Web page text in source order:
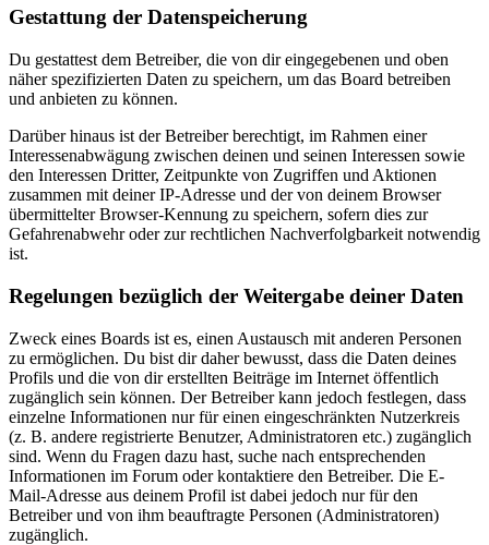
Gestattung der Datenspeicherung
Du gestattest dem Betreiber, die von dir eingegebenen und oben
näher spezifizierten Daten zu speichern, um das Board betreiben
und anbieten zu können.
Darüber hinaus ist der Betreiber berechtigt, im Rahmen einer
Interessenabwägung zwischen deinen und seinen Interessen sowie
den Interessen Dritter, Zeitpunkte von Zugriffen und Aktionen
zusammen mit deiner IP-Adresse und der von deinem Browser
übermittelter Browser-Kennung zu speichern, sofern dies zur
Gefahrenabwehr oder zur rechtlichen Nachverfolgbarkeit notwendig
ist.
Regelungen bezüglich der Weitergabe deiner Daten
Zweck eines Boards ist es, einen Austausch mit anderen Personen
zu ermöglichen. Du bist dir daher bewusst, dass die Daten deines
Profils und die von dir erstellten Beiträge im Internet öffentlich
zugänglich sein können. Der Betreiber kann jedoch festlegen, dass
einzelne Informationen nur für einen eingeschränkten Nutzerkreis
(z. B. andere registrierte Benutzer, Administratoren etc.) zugänglich
sind. Wenn du Fragen dazu hast, suche nach entsprechenden
Informationen im Forum oder kontaktiere den Betreiber. Die E-
Mail-Adresse aus deinem Profil ist dabei jedoch nur für den
Betreiber und von ihm beauftragte Personen (Administratoren)
zugänglich.